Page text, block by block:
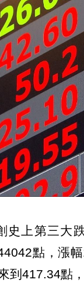
史上第三大
點，漲
到417.34點